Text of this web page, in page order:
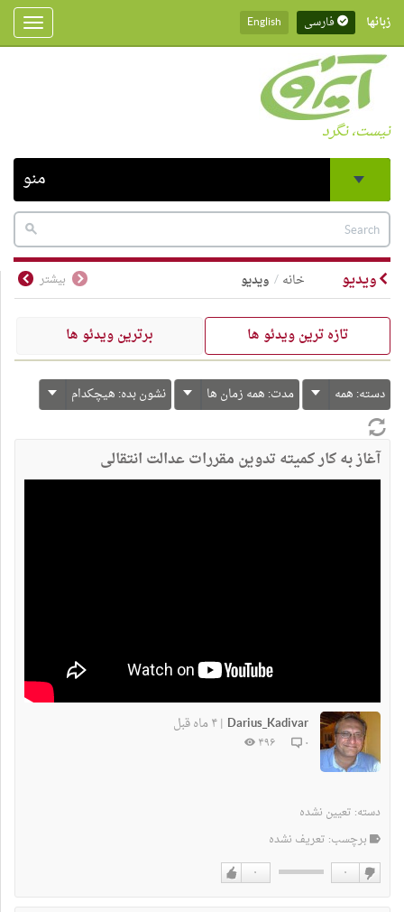
زبانها فارسی English
نیست، نگرد
منو
خانه ویدیو ویدیو بیشتر
تازه ترین ویدئو ها برترین ویدئو ها
دسته: همه مدت: همه زمان ها نشون بده: هیچکدام
آغاز به کار کمیته‌ تدوین مقررات عدالت انتقالی
Darius_Kadivar
|۴ ماه قبل
۰ ۴۹۶
دسته: تعیین نشده
برچسب: تعریف نشده
۰ ۰